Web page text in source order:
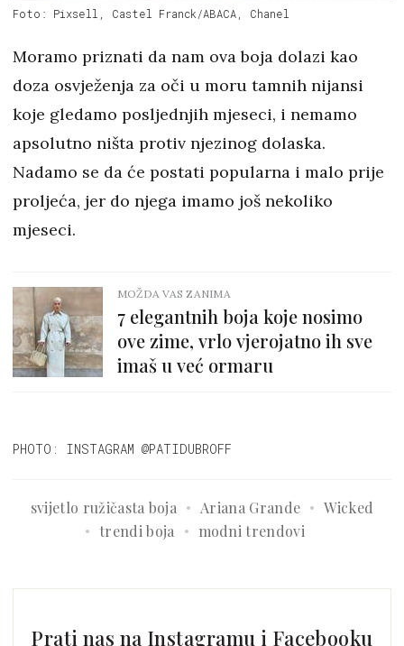
Foto: Pixsell, Castel Franck/ABACA, Chanel
Moramo priznati da nam ova boja dolazi kao
doza osvježenja za oči u moru tamnih nijansi
koje gledamo posljednjih mjeseci, i nemamo
apsolutno ništa protiv njezinog dolaska.
Nadamo se da će postati popularna i malo prije
proljeća, jer do njega imamo još nekoliko
mjeseci.
MOŽDA VAS ZANIMA
7 elegantnih boja koje nosimo
ove zime, vrlo vjerojatno ih sve
imaš u već ormaru
PHOTO: INSTAGRAM @PATIDUBROFF
svijetlo ružičasta boja Ariana Grande
Wicked
trendi boja
modni trendovi
Prati nas na Instagramu i Facebooku